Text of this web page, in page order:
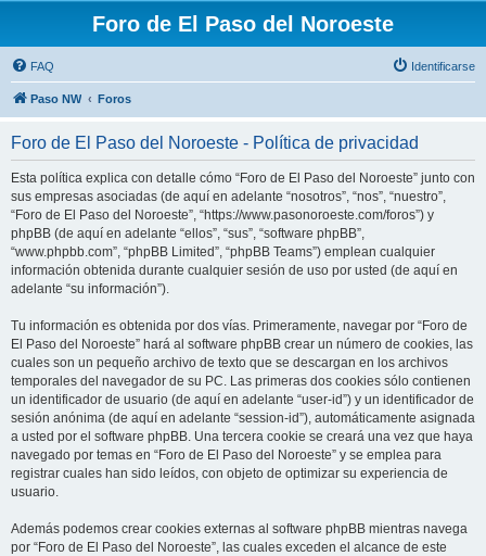
Foro de El Paso del Noroeste
FAQ Identificarse
Paso NW Foros
Foro de El Paso del Noroeste - Política de privacidad
Esta política explica con detalle cómo “Foro de El Paso del Noroeste” junto con
sus empresas asociadas (de aquí en adelante “nosotros”, “nos”, “nuestro”,
“Foro de El Paso del Noroeste”, “https://www.pasonoroeste.com/foros”) y
phpBB (de aquí en adelante “ellos”, “sus”, “software phpBB”,
“www.phpbb.com”, “phpBB Limited”, “phpBB Teams”) emplean cualquier
información obtenida durante cualquier sesión de uso por usted (de aquí en
adelante “su información”).
Tu información es obtenida por dos vías. Primeramente, navegar por “Foro de
El Paso del Noroeste” hará al software phpBB crear un número de cookies, las
cuales son un pequeño archivo de texto que se descargan en los archivos
temporales del navegador de su PC. Las primeras dos cookies sólo contienen
un identificador de usuario (de aquí en adelante “user-id”) y un identificador de
sesión anónima (de aquí en adelante “session-id”), automáticamente asignada
a usted por el software phpBB. Una tercera cookie se creará una vez que haya
navegado por temas en “Foro de El Paso del Noroeste” y se emplea para
registrar cuales han sido leídos, con objeto de optimizar su experiencia de
usuario.
Además podemos crear cookies externas al software phpBB mientras navega
por “Foro de El Paso del Noroeste”, las cuales exceden el alcance de este